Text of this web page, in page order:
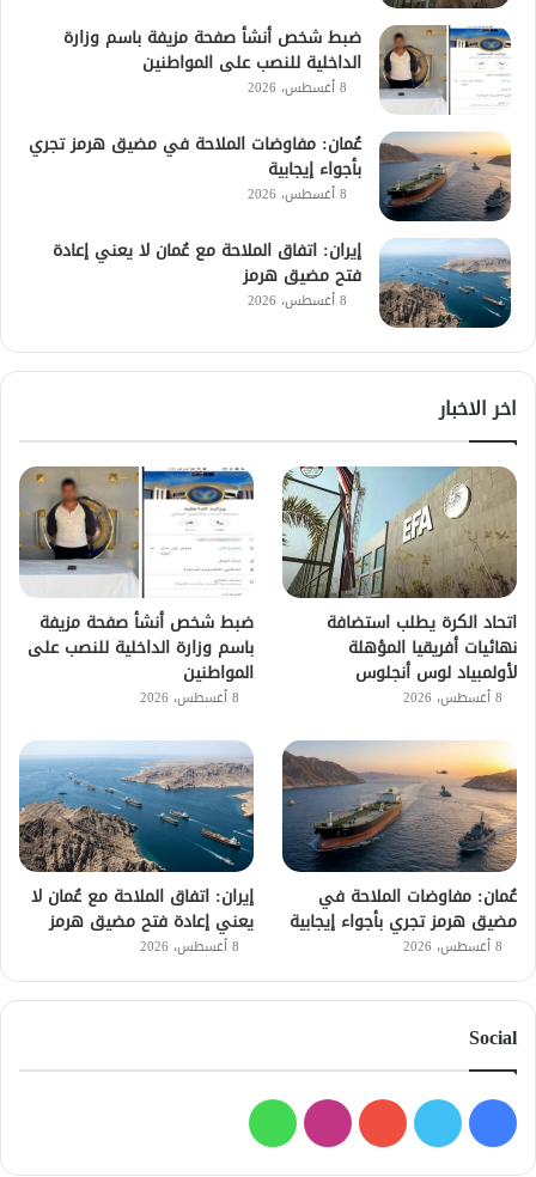
ضبط شخص أنشأ صفحة مزيفة باسم وزارة
الداخلية للنصب على المواطنين
8 أغسطس، 2026
عُمان: مفاوضات الملاحة في مضيق هرمز تجري
بأجواء إيجابية
8 أغسطس، 2026
إيران: اتفاق الملاحة مع عُمان لا يعني إعادة
فتح مضيق هرمز
8 أغسطس، 2026
اخر الاخبار
اتحاد الكرة يطلب استضافة
نهائيات أفريقيا المؤهلة
لأولمبياد لوس أنجلوس
8 أغسطس، 2026
ضبط شخص أنشأ صفحة مزيفة
باسم وزارة الداخلية للنصب على
المواطنين
8 أغسطس، 2026
عُمان: مفاوضات الملاحة في
مضيق هرمز تجري بأجواء إيجابية
8 أغسطس، 2026
إيران: اتفاق الملاحة مع عُمان لا
يعني إعادة فتح مضيق هرمز
8 أغسطس، 2026
Social
فيسبوك
تويتر يوتيوبانستقرامواتساب